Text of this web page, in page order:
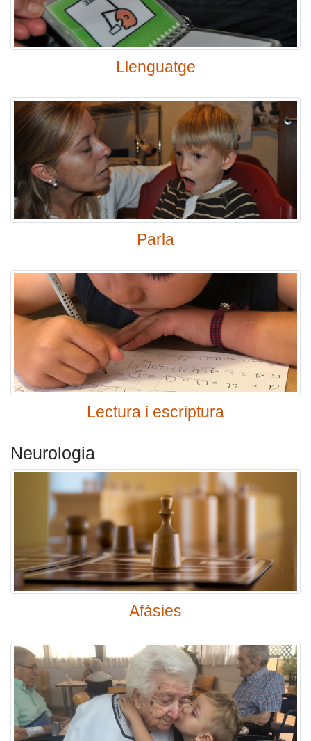
Llenguatge
Parla
Lectura i escriptura
Neurologia
Afàsies